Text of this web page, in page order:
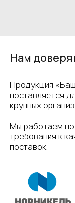
Нам
Продукция
поставляется
крупных
Мы работаем
требования к
поставок.